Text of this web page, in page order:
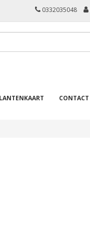
0332035048
CONTACT